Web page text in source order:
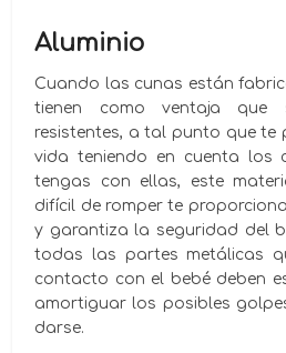
Aluminio
Cuando las cunas están
tienen como ventaja
resistentes, a tal punto que
vida teniendo en cuenta los
tengas con ellas, este
difícil de romper te
y garantiza la seguridad del
todas las partes metálicas
contacto con el bebé deben
amortiguar los posibles
darse.